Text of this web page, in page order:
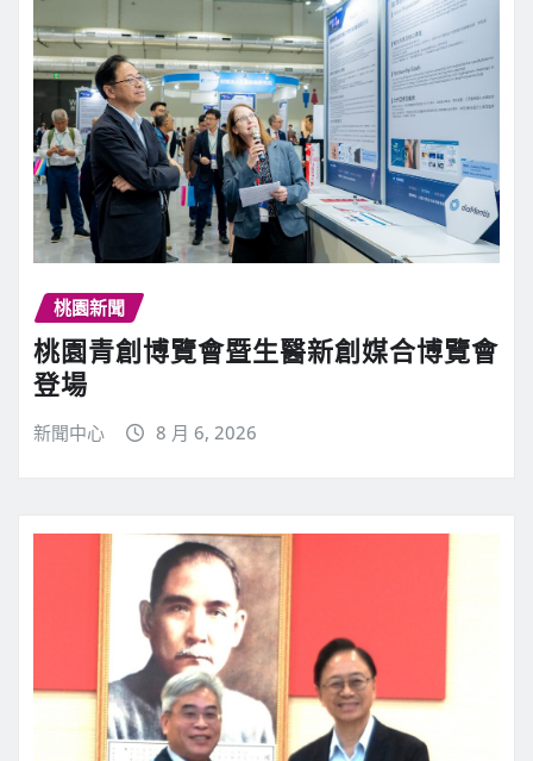
桃園新聞
桃園青創博覽會暨生醫新創媒合博覽會
登場
新聞中心 8 月 6, 2026